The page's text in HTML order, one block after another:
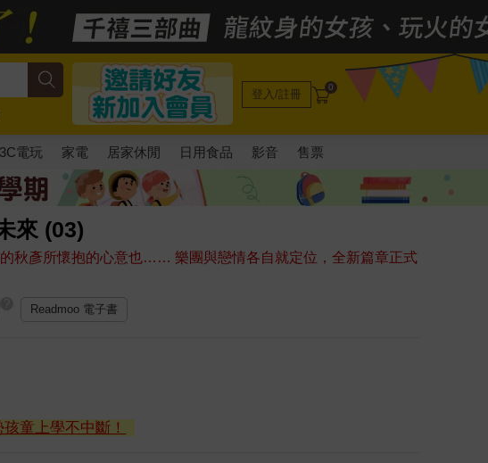
登入/註冊 0
3C電玩 家電 居家休閒 日用食品 影音 售票
來 (03)
秋彥所懷抱的心意也…… 樂團與戀情各自就定位，全新篇章正式
Readmoo 電子書
童上學不中斷！